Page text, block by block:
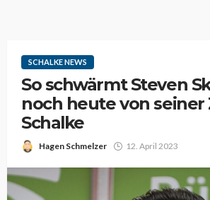
SCHALKE NEWS
So schwärmt Steven
noch heute von seiner
Schalke
Hagen Schmelzer 12. April 2023